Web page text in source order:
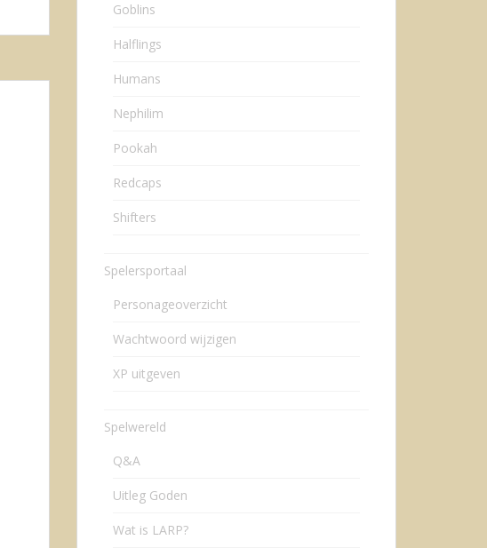
Goblins
Halflings
Humans
Nephilim
Pookah
Redcaps
Shifters
Spelersportaal
Personageoverzicht
Wachtwoord wijzigen
XP uitgeven
Spelwereld
Q&A
Uitleg Goden
Wat is LARP?